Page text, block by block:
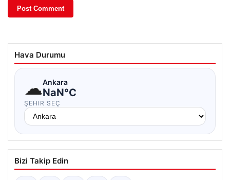
Hava Durumu
☁Ankara
NaN°C
ŞEHIR SEÇ
Bizi Takip Edin